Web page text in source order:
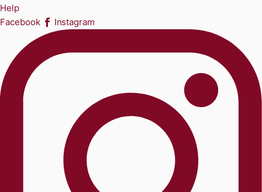
Help
Facebook
Instagram